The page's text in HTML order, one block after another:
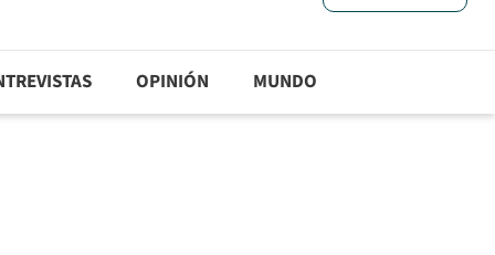
OPINIÓN MUNDO